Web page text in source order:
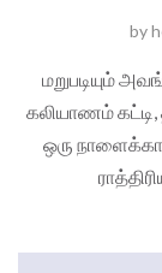
by
மறுபடியும்
கலியாணம்
ஒரு